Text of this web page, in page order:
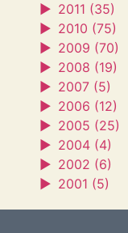
► 2011 (35)
► 2010 (75)
► 2009 (70)
► 2008 (19)
► 2007 (5)
► 2006 (12)
► 2005 (25)
► 2004 (4)
► 2002 (6)
► 2001 (5)